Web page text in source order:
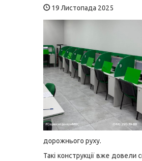
19 Листопада 2025
дорожнього руху.
Такі конструкції вже